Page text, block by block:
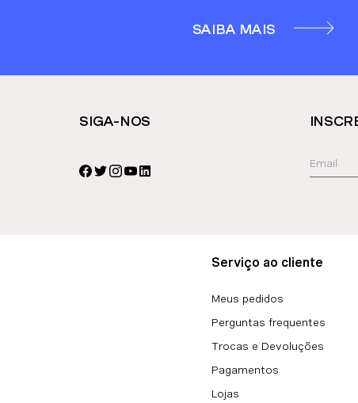
SAIBA MAIS
SIGA-NOS
Serviço ao cliente
Meus pedidos
Perguntas frequentes
Trocas e Devoluções
Pagamentos
Lojas